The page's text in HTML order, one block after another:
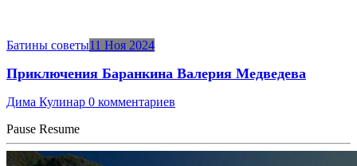
Батины советы11 Ноя 2024
Приключения Баранкина Валерия Медведева
Дима Кулинар 0 комментариев
Pause Resume